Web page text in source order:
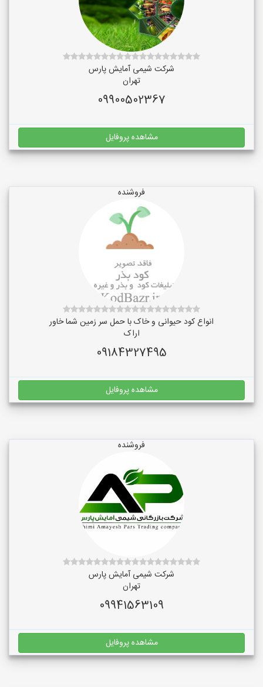
شرکت شیمی آمایش پارس
تهران
09900502367
مشاهده پروفایل
فروشنده
انواع کود حیوانی و خاک با حمل سر زمین شما خاور
اراک
09184327495
مشاهده پروفایل
فروشنده
شرکت شیمی آمایش پارس
تهران
09941563109
مشاهده پروفایل